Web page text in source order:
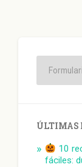
ÚLTIMAS
10
fáciles: